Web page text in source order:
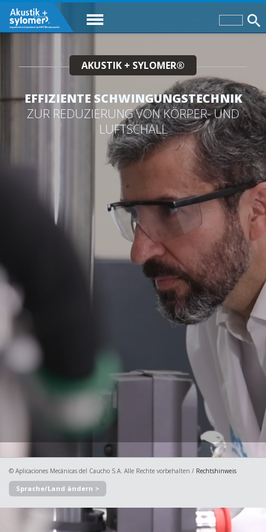
AKUSTIK + SYLOMER®
EFFIZIENTE SCHWINGUNGSTECHNIK
ZUR REDUZIERUNG VON KÖRPER- UND
LUFTSCHALL
© Aplicaciones Mecánicas del Caucho S.A. Alle Rechte vorbehalten / Rechtshinweis
Sprache/Land ändern >